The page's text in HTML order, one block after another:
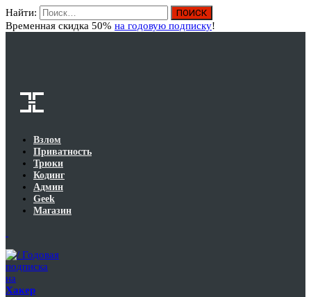
Найти:
Временная скидка 50% на годовую подписку!
Взлом
Приватность
Трюки
Кодинг
Админ
Geek
Магазин
Годовая
подписка
на
Хакер